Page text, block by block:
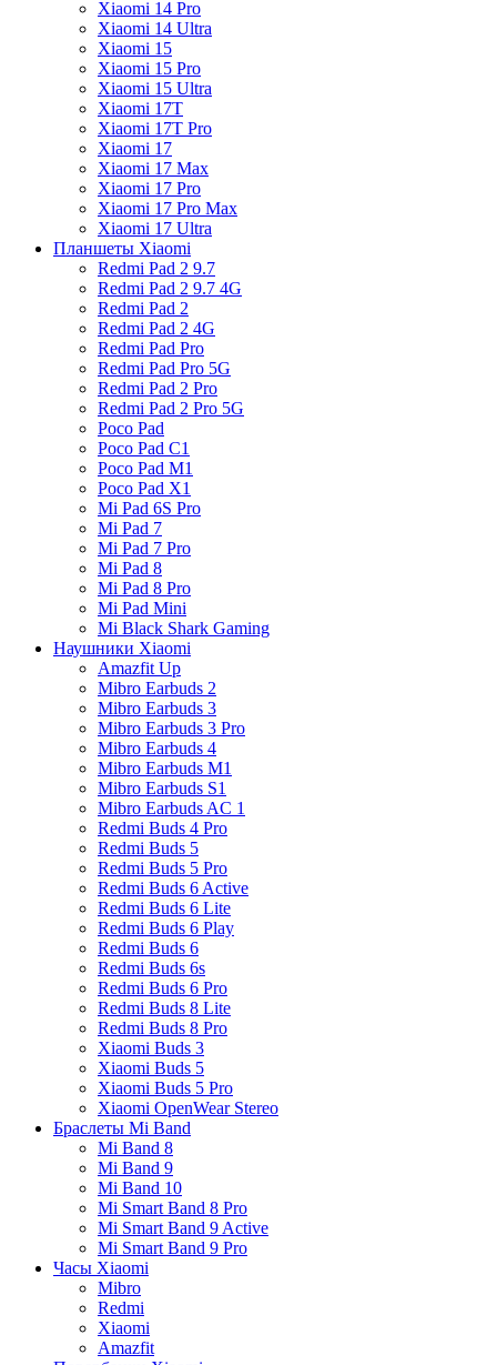
Xiaomi 14 Pro
Xiaomi 14 Ultra
Xiaomi 15
Xiaomi 15 Pro
Xiaomi 15 Ultra
Xiaomi 17T
Xiaomi 17T Pro
Xiaomi 17
Xiaomi 17 Max
Xiaomi 17 Pro
Xiaomi 17 Pro Max
Xiaomi 17 Ultra
Планшеты Xiaomi
Redmi Pad 2 9.7
Redmi Pad 2 9.7 4G
Redmi Pad 2
Redmi Pad 2 4G
Redmi Pad Pro
Redmi Pad Pro 5G
Redmi Pad 2 Pro
Redmi Pad 2 Pro 5G
Poco Pad
Poco Pad C1
Poco Pad M1
Poco Pad X1
Mi Pad 6S Pro
Mi Pad 7
Mi Pad 7 Pro
Mi Pad 8
Mi Pad 8 Pro
Mi Pad Mini
Mi Black Shark Gaming
Наушники Xiaomi
Amazfit Up
Mibro Earbuds 2
Mibro Earbuds 3
Mibro Earbuds 3 Pro
Mibro Earbuds 4
Mibro Earbuds M1
Mibro Earbuds S1
Mibro Earbuds AC 1
Redmi Buds 4 Pro
Redmi Buds 5
Redmi Buds 5 Pro
Redmi Buds 6 Active
Redmi Buds 6 Lite
Redmi Buds 6 Play
Redmi Buds 6
Redmi Buds 6s
Redmi Buds 6 Pro
Redmi Buds 8 Lite
Redmi Buds 8 Pro
Xiaomi Buds 3
Xiaomi Buds 5
Xiaomi Buds 5 Pro
Xiaomi OpenWear Stereo
Браслеты Mi Band
Mi Band 8
Mi Band 9
Mi Band 10
Mi Smart Band 8 Pro
Mi Smart Band 9 Active
Mi Smart Band 9 Pro
Часы Xiaomi
Mibro
Redmi
Xiaomi
Amazfit